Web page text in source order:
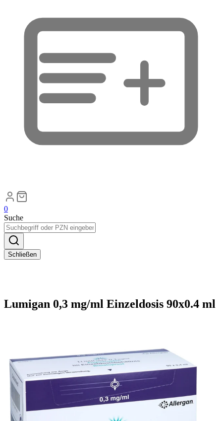
0
Suche
Schließen
Lumigan 0,3 mg/ml Einzeldosis 90x0.4 ml